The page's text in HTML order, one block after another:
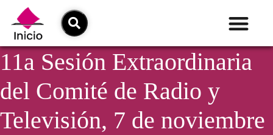
11a Sesión Extraordinaria
del Comité de Radio y
Televisión, 7 de noviembre